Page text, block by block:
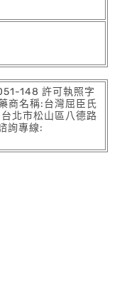
148 許可執照字
商名稱:台灣屈臣氏
北市松山區八德路
詢專線: